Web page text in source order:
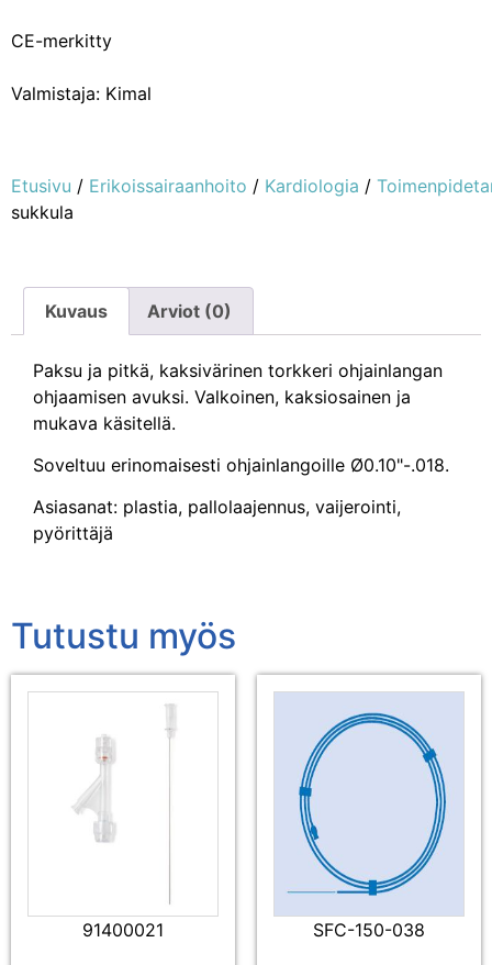
CE-merkitty
Valmistaja: Kimal
Etusivu / Erikoissairaanhoito / Kardiologia /
sukkula
Kuvaus Arviot (0)
Paksu ja pitkä, kaksivärinen torkkeri ohjainlangan
ohjaamisen avuksi. Valkoinen, kaksiosainen ja
mukava käsitellä.
Soveltuu erinomaisesti ohjainlangoille Ø0.10"-.018.
Asiasanat: plastia, pallolaajennus, vaijerointi,
pyörittäjä
Tutustu myös
91400021 SFC-150-038